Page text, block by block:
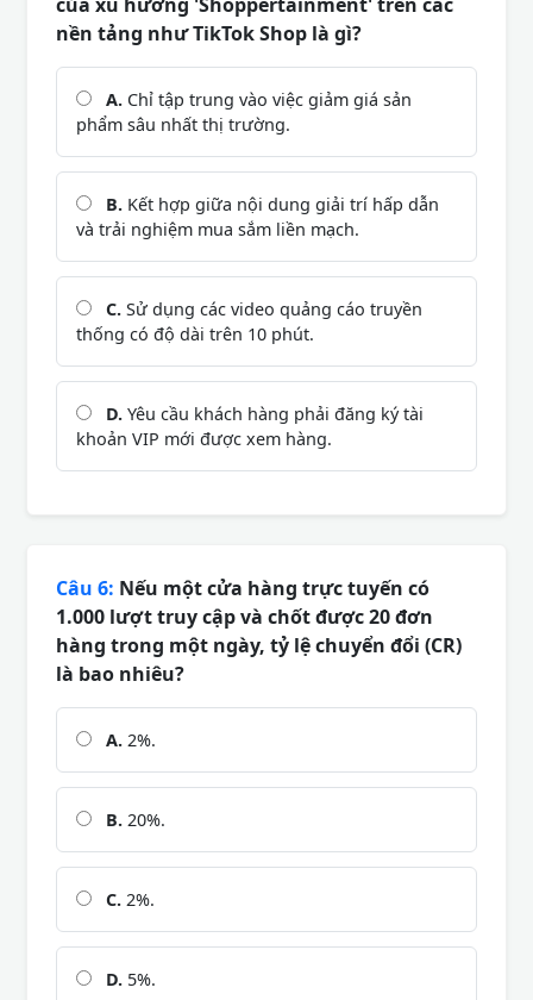
của xu hướng 'Shoppertainment' trên các
nền tảng như TikTok Shop là gì?
A. Chỉ tập trung vào việc giảm giá sản
phẩm sâu nhất thị trường.
B. Kết hợp giữa nội dung giải trí hấp dẫn
và trải nghiệm mua sắm liền mạch.
C. Sử dụng các video quảng cáo truyền
thống có độ dài trên 10 phút.
D. Yêu cầu khách hàng phải đăng ký tài
khoản VIP mới được xem hàng.
Câu 6: Nếu một cửa hàng trực tuyến có
1.000 lượt truy cập và chốt được 20 đơn
hàng trong một ngày, tỷ lệ chuyển đổi (CR)
là bao nhiêu?
A. 2%.
B. 20%.
C. 2%.
D. 5%.